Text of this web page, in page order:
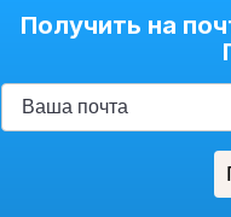
Получить на